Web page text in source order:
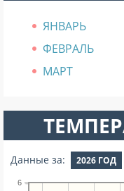
ЯНВАРЬ
ФЕВРАЛЬ
МАРТ
Данные за: 2026 ГОД
6